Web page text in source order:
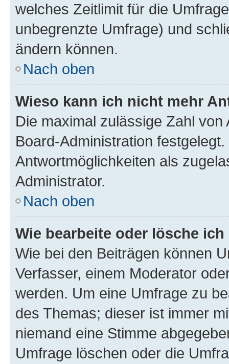
welches Zeitlimit für die
unbegrenzte Umfrage) und
ändern können.
Nach oben
Wieso kann ich nicht mehr
Die maximal zulässige Zahl
Board-Administration
Antwortmöglichkeiten als
Administrator.
Nach oben
Wie bearbeite oder lösche
Wie bei den Beiträgen können
Verfasser, einem Moderator
werden. Um eine Umfrage zu
des Themas; dieser ist immer
niemand eine Stimme
Umfrage löschen oder die